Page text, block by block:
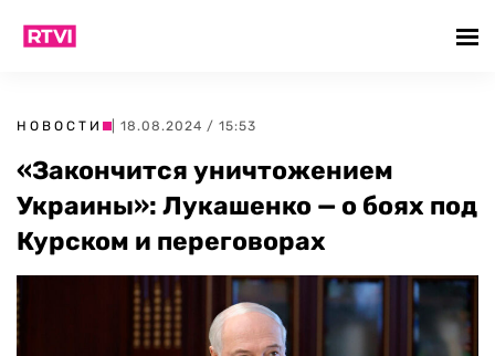
НОВОСТИ | 18.08.2024 / 15:53
«Закончится уничтожением
Украины»: Лукашенко — о боях под
Курском и переговорах